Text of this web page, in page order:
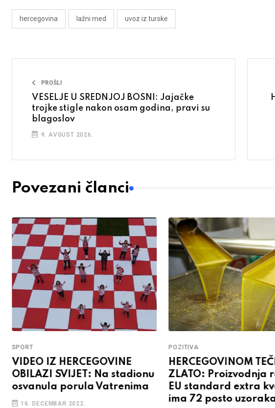
hercegovina lažni med uvoz iz turske
PROŠLI
VESELJE U SREDNJOJ BOSNI: Jajačke
trojke stigle nakon osam godina, pravi su
blagoslov
9. AVGUST 2026.
Povezani članci
SPORT
VIDEO IZ HERCEGOVINE
OBILAZI SVIJET: Na stadionu
osvanula porula Vatrenima
16. DECEMBAR 2022.
POZITIVA
HERCEGOVINOM
ZLATO: Proizvodnja
EU standard extra
ima 72 posto